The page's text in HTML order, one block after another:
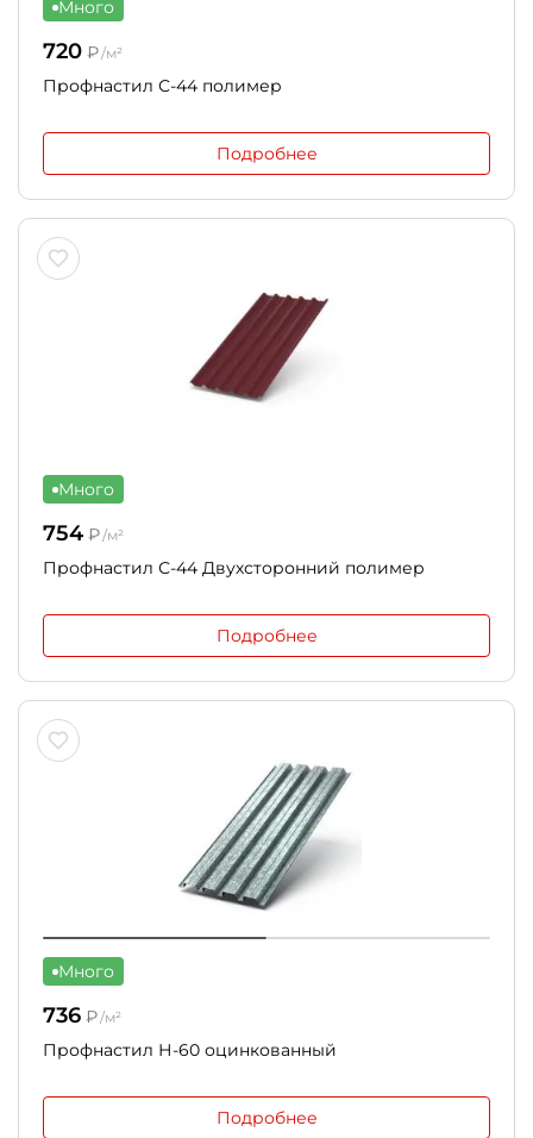
Много
720 ₽/м²
Профнастил С-44 полимер
Подробнее
Много
754 ₽/м²
Профнастил С-44 Двухсторонний полимер
Подробнее
Много
736 ₽/м²
Профнастил Н-60 оцинкованный
Подробнее